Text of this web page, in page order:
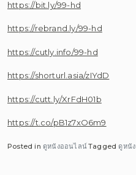
https://bit.ly/99-hd
https://rebrand.ly/99-hd
https://cutly.info/99-hd
https://shorturl.asia/zIYdD
https://cutt.ly/XrFdH01b
https://t.co/pB1z7xO6m9
Posted inดูหนังออนไลน์Taggedดูหนัง